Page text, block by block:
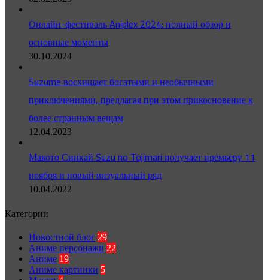
Онлайн-фестиваль Aniplex 2024: полный обзор и
основные моменты
30.10.2024
Suzume восхищает богатыми и необычными
приключениями, предлагая при этом прикосновение к
более странным вещам
12.04.2023
Макото Синкай Suzu no Tojimari получает премьеру 11
ноября и новый визуальный ряд
10.04.2022
Категории
Новостной блог 29
Аниме персонажи 22
Аниме 19
Аниме картинки 5